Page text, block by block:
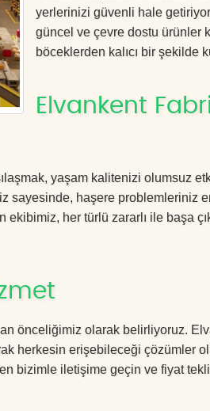
yerlerinizi güvenli hale
güncel ve çevre dostu ürünler
böceklerden kalıcı bir şekilde
Elvankent
yaşam kalitenizi olumsuz
haşere problemleriniz
ekibimiz, her türlü zararlı ile başa
önceliğimiz olarak belirliyoruz.
herkesin erişebileceği çözümler
bizimle iletişime geçin ve fiyat